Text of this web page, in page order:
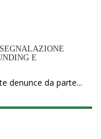
E
denunce da parte...